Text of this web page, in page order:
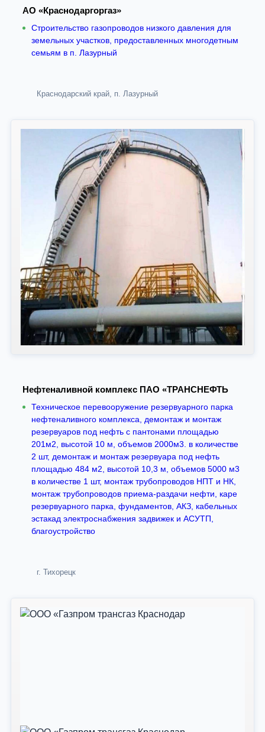
АО «Краснодаргоргаз»
Строительство газопроводов низкого давления для
земельных участков, предоставленных многодетным
семьям в п. Лазурный
Краснодарский край, п. Лазурный
Нефтеналивной комплекс ПАО «ТРАНСНЕФТЬ
Техническое перевооружение резервуарного парка
нефтеналивного комплекса, демонтаж и монтаж
резервуаров под нефть с пантонами площадью
201м2, высотой 10 м, объемов 2000м3. в количестве
2 шт, демонтаж и монтаж резервуара под нефть
площадью 484 м2, высотой 10,3 м, объемов 5000 м3
в количестве 1 шт, монтаж трубопроводов НПТ и НК,
монтаж трубопроводов приема-раздачи нефти, каре
резервуарного парка, фундаментов, АКЗ, кабельных
эстакад электроснабжения задвижек и АСУТП,
благоустройство
г. Тихорецк